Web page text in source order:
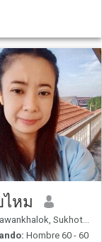
ไหม
Sukhothai, Tailandia
Hombre 60 - 60